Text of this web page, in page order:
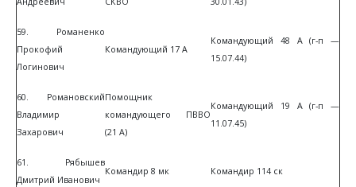
59. Романенко
Прокофий
Логинович
Командующий 17 А
Командующий 48 А (г-п —
15.07.44)
60. Романовский
Владимир
Захарович
Помощник
командующего ПВВО
(21 А)
Командующий 19 А (г-п —
11.07.45)
61. Рябышев
Дмитрий Иванович
Командир 8 мк Командир 114 ск